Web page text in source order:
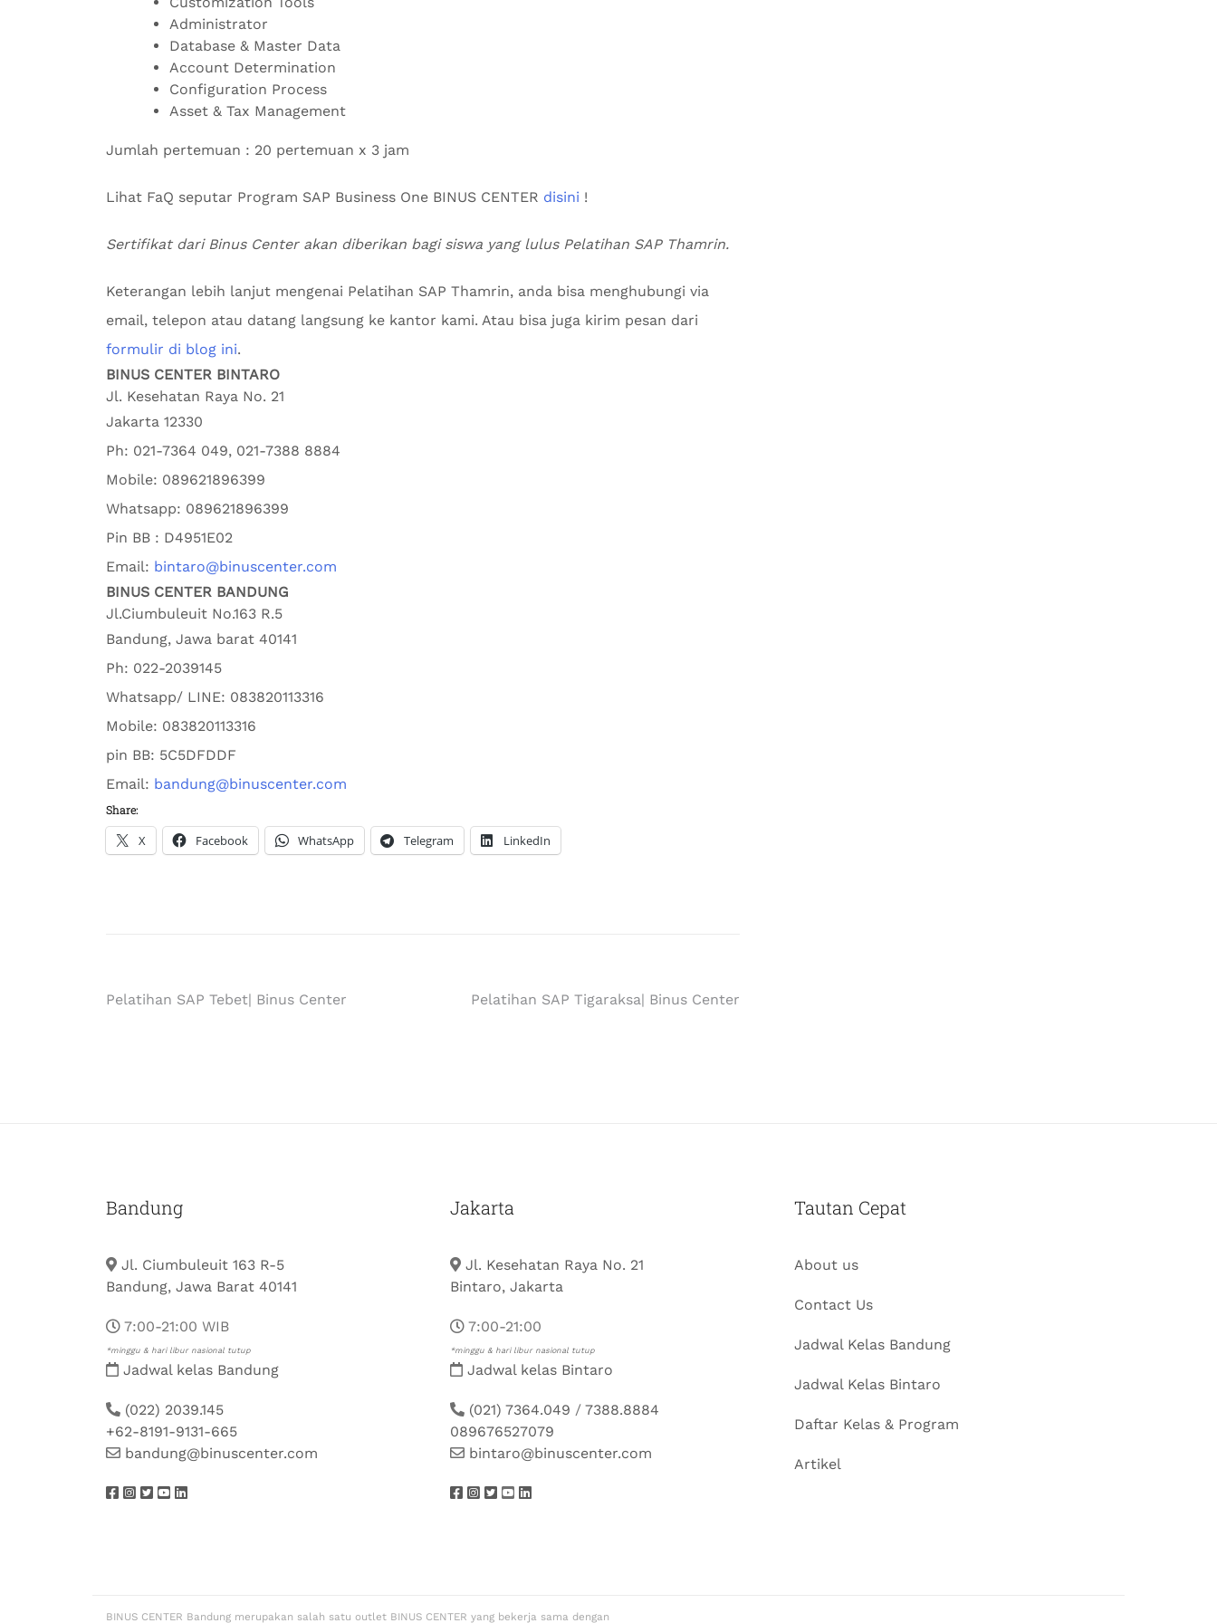
Administrator
Database & Master Data
Account Determination
Configuration Process
Asset & Tax Management
Jumlah pertemuan : 20 pertemuan x 3 jam
Lihat FaQ seputar Program SAP Business One BINUS CENTER disini !
Sertifikat dari Binus Center akan diberikan bagi siswa yang lulus Pelatihan SAP Thamrin.
Keterangan lebih lanjut mengenai Pelatihan SAP Thamrin, anda bisa menghubungi via
email, telepon atau datang langsung ke kantor kami. Atau bisa juga kirim pesan dari
formulir di blog ini.
BINUS CENTER BINTARO
Jl. Kesehatan Raya No. 21
Jakarta 12330
Ph: 021-7364 049, 021-7388 8884
Mobile: 089621896399
Whatsapp: 089621896399
Pin BB : D4951E02
Email: bintaro@binuscenter.com
BINUS CENTER BANDUNG
Jl.Ciumbuleuit No.163 R.5
Bandung, Jawa barat 40141
Ph: 022-2039145
Whatsapp/ LINE: 083820113316
Mobile: 083820113316
pin BB: 5C5DFDDF
Email: bandung@binuscenter.com
Share:
X Facebook WhatsApp Telegram LinkedIn
Pelatihan SAP Tebet| Binus Center Pelatihan SAP Tigaraksa| Binus Center
Bandung
Jl. Ciumbuleuit 163 R-5
Bandung, Jawa Barat 40141
7:00-21:00 WIB
*minggu & hari libur nasional tutup
Jadwal kelas Bandung
(022) 2039.145
+62-8191-9131-665
bandung@binuscenter.com
Jakarta
Jl. Kesehatan Raya No. 21
Bintaro, Jakarta
7:00-21:00
*minggu & hari libur nasional tutup
Jadwal kelas Bintaro
(021) 7364.049 / 7388.8884
089676527079
bintaro@binuscenter.com
Tautan Cepat
About us
Contact Us
Jadwal Kelas Bandung
Jadwal Kelas Bintaro
Daftar Kelas & Program
Artikel
BINUS CENTER Bandung merupakan salah satu outlet BINUS CENTER yang bekerja sama dengan